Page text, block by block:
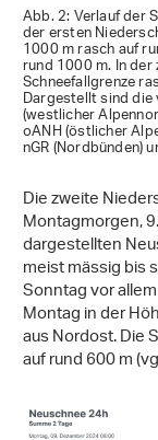
Abb. 2: Verlauf der
der ersten
1000 m rasch auf
rund 1000 m. In
Schneefallgrenze
Dargestellt sind die
(westlicher
oANH (östlicher
nGR (Nordbünden)
Die zweite
Montagmorgen,
dargestellten
meist mässig bis
Sonntag vor
Montag in der
aus Nordost. Die
auf rund 600 m